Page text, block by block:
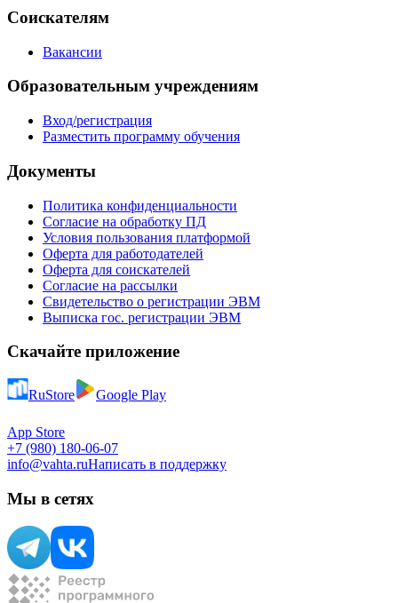
Соискателям
Вакансии
Образовательным учреждениям
Вход/регистрация
Разместить программу обучения
Документы
Политика конфиденциальности
Согласие на обработку ПД
Условия пользования платформой
Оферта для работодателей
Оферта для соискателей
Согласие на рассылки
Свидетельство о регистрации ЭВМ
Выписка гос. регистрации ЭВМ
Скачайте приложение
RuStore Google Play
App Store
+7 (980) 180-06-07
info@vahta.ruНаписать в поддержку
Мы в сетях